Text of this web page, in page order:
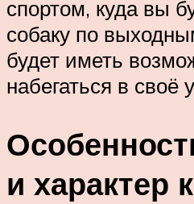
спортом, куда вы
собаку по
будет иметь
набегаться в своё
и характер